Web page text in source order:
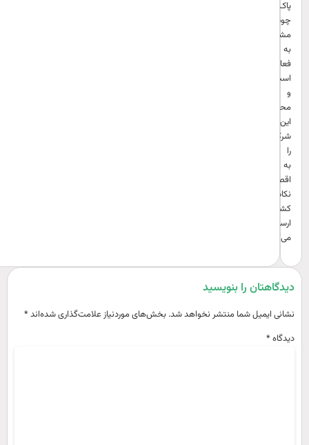
چوب،
مشغول
فعالیت
محصولات
شرکت
اقصی
کشور
می‌کند.
را بنویسید
ایمیل شما منتشر نخواهد شد. بخش‌های موردنیاز علامت‌گذاری شده‌اند*
*